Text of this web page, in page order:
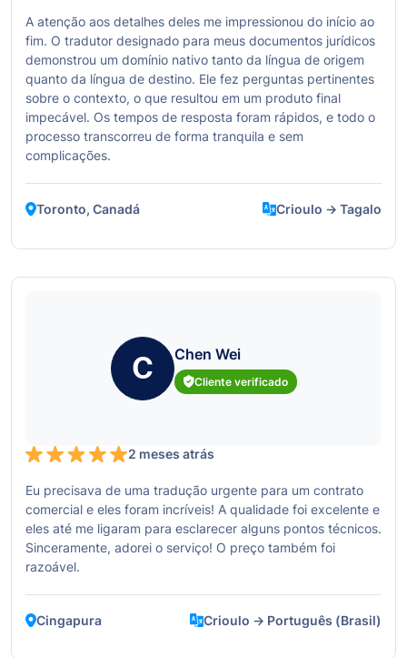
A atenção aos detalhes deles me impressionou do início ao
fim. O tradutor designado para meus documentos jurídicos
demonstrou um domínio nativo tanto da língua de origem
quanto da língua de destino. Ele fez perguntas pertinentes
sobre o contexto, o que resultou em um produto final
impecável. Os tempos de resposta foram rápidos, e todo o
processo transcorreu de forma tranquila e sem
complicações.
Toronto, Canadá Crioulo → Tagalo
C Chen Wei
Cliente verificado
2 meses atrás
Eu precisava de uma tradução urgente para um contrato
comercial e eles foram incríveis! A qualidade foi excelente e
eles até me ligaram para esclarecer alguns pontos técnicos.
Sinceramente, adorei o serviço! O preço também foi
razoável.
Cingapura Crioulo → Português (Brasil)